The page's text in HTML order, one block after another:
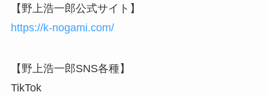
【野上浩一郎公式サイト】
https://k-nogami.com/
【野上浩一郎SNS各種】
TikTok